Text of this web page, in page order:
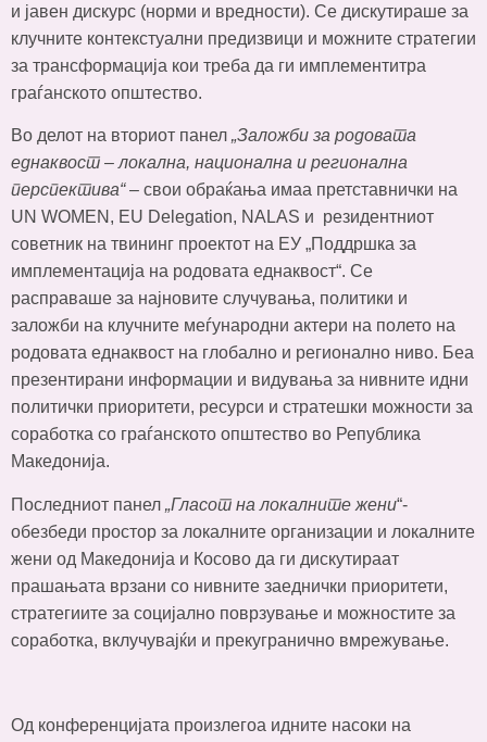
и јавен дискурс (норми и вредности). Се дискутираше за
клучните контекстуални предизвици и можните стратегии
за трансформација кои треба да ги имплементитра
граѓанското општество.
Во делот на вториот панел „Заложби за родовата
еднаквост – локална, национална и регионална
перспектива“– свои обраќања имаа претставнички на
UN WOMEN, EU Delegation, NALAS и резидентниот
советник на твининг проектот на ЕУ „Поддршка за
имплементација на родовата еднаквост“. Се
расправаше за најновите случувања, политики и
заложби на клучните меѓународни актери на полето на
родовата еднаквост на глобално и регионално ниво. Беа
презентирани информации и видувања за нивните идни
политички приоритети, ресурси и стратешки можности за
соработка со граѓанското општество во Република
Македонија.
Последниот панел „Гласот на локалните жени“-
обезбеди простор за локалните организации и локалните
жени од Македонија и Косово да ги дискутираат
прашањата врзани со нивните заеднички приоритети,
стратегиите за социјално поврзување и можностите за
соработка, вклучувајќи и прекугранично вмрежување.
Од конференцијата произлегоа идните насоки на